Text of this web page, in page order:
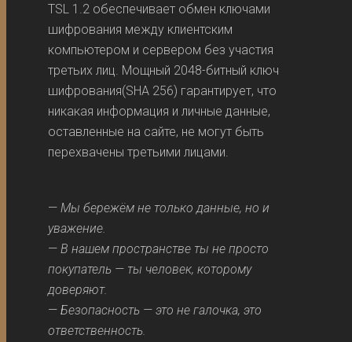
TSL 1.2 обеспечивает обмен ключами
шифрования между клиентским
компьютером и сервером без участия
третьих лиц. Мощный 2048-битный ключ
шифрования(SHA 256) гарантирует, что
никакая информация и личные данные,
оставленные на сайте, не могут быть
перехвачены третьими лицами.
—Мы бережём не только данные, но и
уважение.
—В нашем пространстве ты не просто
покупатель — ты человек, которому
доверяют.
—Безопасность — это не галочка, это
ответственность.